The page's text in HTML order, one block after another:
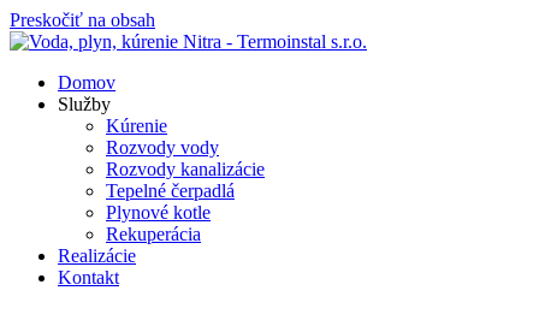
Preskočiť na obsah
Domov
Služby
Kúrenie
Rozvody vody
Rozvody kanalizácie
Tepelné čerpadlá
Plynové kotle
Rekuperácia
Realizácie
Kontakt